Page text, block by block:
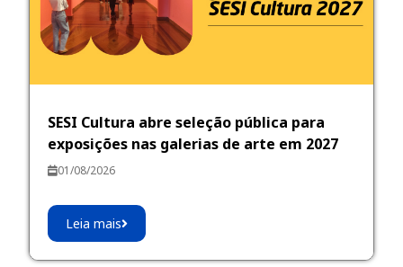
SESI Cultura abre seleção pública para
exposições nas galerias de arte em 2027
01/08/2026
Leia mais